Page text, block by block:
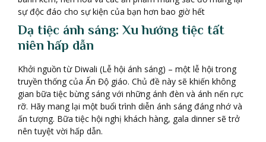
sự độc đáo cho sự kiện của bạn hơn bao giờ hết
Dạ tiệc ánh sáng: Xu hướng tiệc tất
niên hấp dẫn
Khởi nguồn từ Diwali (Lễ hội ánh sáng) – một lễ hội trong
truyền thống của Ấn Độ giáo. Chủ đề này sẽ khiến không
gian bữa tiệc bừng sáng với những ánh đèn và ánh nến rực
rỡ. Hãy mang lại một buổi trình diễn ánh sáng đáng nhớ và
ấn tượng. Bữa tiệc hội nghị khách hàng, gala dinner sẽ trở
nên tuyệt vời hấp dẫn.